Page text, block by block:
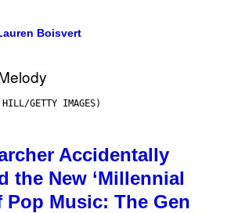
Boisvert
HILL/GETTY IMAGES)
Accidentally
the New ‘Millennial
Pop Music: The Gen